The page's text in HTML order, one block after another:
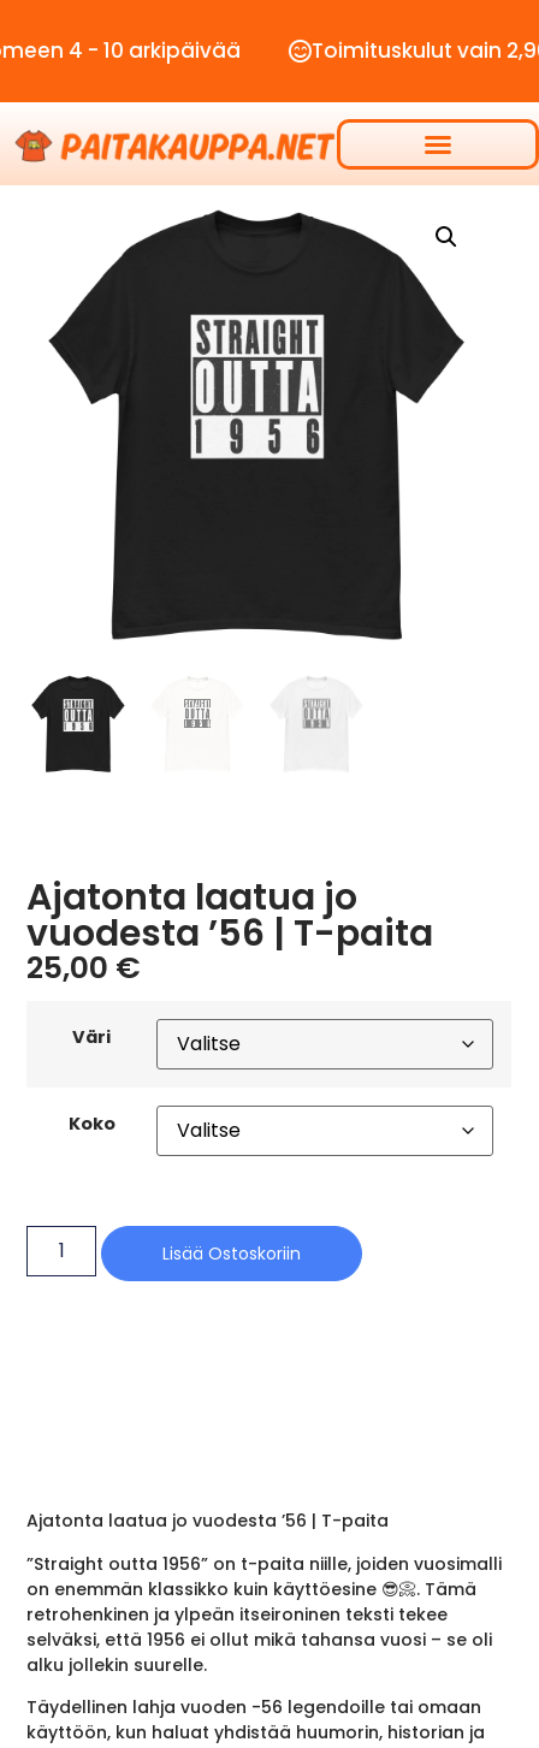
- 10 arkipäivää Toimituskulut vain 2,90€
Ajatonta laatua jo
vuodesta ’56 | T-paita
25,00 €
Väri
Koko
Lisää Ostoskoriin
Ajatonta laatua jo vuodesta ’56 | T-paita
”Straight outta 1956” on t-paita niille, joiden vuosimalli
on enemmän klassikko kuin käyttöesine 😎📀. Tämä
retrohenkinen ja ylpeän itseironinen teksti tekee
selväksi, että 1956 ei ollut mikä tahansa vuosi – se oli
alku jollekin suurelle.
Täydellinen lahja vuoden -56 legendoille tai omaan
käyttöön, kun haluat yhdistää huumorin, historian ja